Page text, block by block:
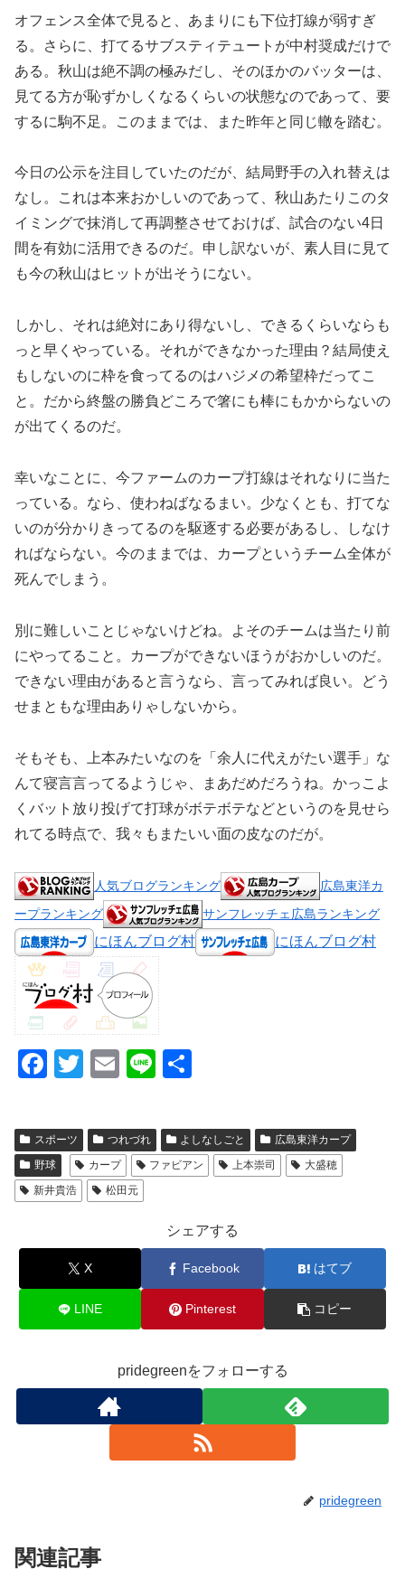
オフェンス全体で見ると、あまりにも下位打線が弱すぎ
る。さらに、打てるサブスティテュートが中村奨成だけで
ある。秋山は絶不調の極みだし、そのほかのバッターは、
見てる方が恥ずかしくなるくらいの状態なのであって、要
するに駒不足。このままでは、また昨年と同じ轍を踏む。
今日の公示を注目していたのだが、結局野手の入れ替えは
なし。これは本来おかしいのであって、秋山あたりこのタ
イミングで抹消して再調整させておけば、試合のない4日
間を有効に活用できるのだ。申し訳ないが、素人目に見て
も今の秋山はヒットが出そうにない。
しかし、それは絶対にあり得ないし、できるくらいならも
っと早くやっている。それができなかった理由？結局使え
もしないのに枠を食ってるのはハジメの希望枠だってこ
と。だから終盤の勝負どころで箸にも棒にもかからないの
が出てくるのだ。
幸いなことに、今ファームのカープ打線はそれなりに当た
っている。なら、使わねばなるまい。少なくとも、打てな
いのが分かりきってるのを駆逐する必要があるし、しなけ
ればならない。今のままでは、カープというチーム全体が
死んでしまう。
別に難しいことじゃないけどね。よそのチームは当たり前
にやってること。カープができないほうがおかしいのだ。
できない理由があると言うなら、言ってみれば良い。どう
せまともな理由ありゃしないから。
そもそも、上本みたいなのを「余人に代えがたい選手」な
んて寝言言ってるようじゃ、まあだめだろうね。かっこよ
くバット放り投げて打球がボテボテなどというのを見せら
れてる時点で、我々もまたいい面の皮なのだが。
人気ブログランキング
広島東洋カ
ープランキング
サンフレッチェ広島ランキング
にほんブログ村 にほんブログ村
F
c
e
b
o
T
tt
er
E
ail
Li
e
スポーツ つれづれ よしなしごと
広島東洋カープ
野球
カープ ファビアン 上本崇司
大盛穂
新井貴浩
松田元
シェアする
X Facebook はてブ
LINE Pinterest コピー
pridegreenをフォローする
pridegreen
関連記事